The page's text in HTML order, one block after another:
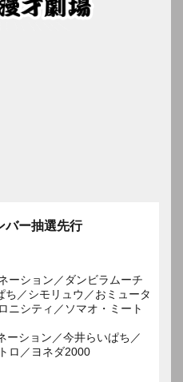
バー抽選先行
ーション／ダンビラムーチ
ち／シモリュウ／おミュータ
ニシティ／ソマオ・ミート
ーション／今井らいぱち／
ロ／ヨネダ2000